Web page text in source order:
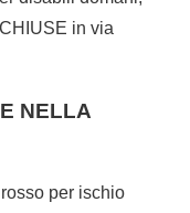
in via
NELLA
per ischio